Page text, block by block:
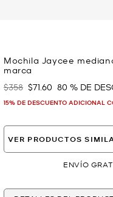
Mochila Jaycee
marca
Era
$358 Ahora
$71.60 80 % DE
15% DE DESCUENTO ADICIONAL
VER PRODUCTOS
ENVÍO